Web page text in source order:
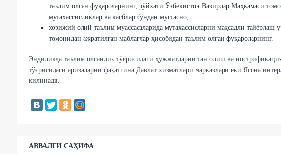
таълим олган фуқароларнинг, рўйхати Ўзбекистон Вазирлар Маҳкамаси
мутахассисликлар ва касблар бундан мустасно;
хорижий олий таълим муассасаларида мутахассисларни мақсадли тайёрлаш
томонидан ажратилган маблағлар ҳисобидан таълим олган фуқароларнинг.
Эндиликда таълим олганлик тўғрисидаги ҳужжатларни тан олиш ва
тўғрисидаги аризаларни фақатгина Давлат хизматлари марказлари ёки Ягона
қилинади.
АВВАЛГИ САҲИФА